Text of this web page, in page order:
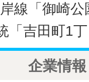
線「御崎
「吉田町1
企業情報